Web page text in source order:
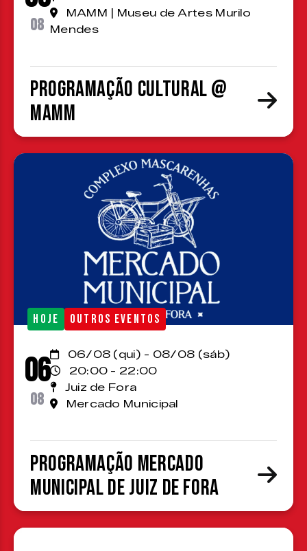
08
MAMM | Museu de Artes Murilo
Mendes
Programação cultural @
MAMM
HOJE OUTROS EVENTOS
06
08
06/08 (qui) - 08/08 (sáb)
20:00 - 22:00
Juiz de Fora
Mercado Municipal
Programação Mercado
Municipal de Juiz de Fora